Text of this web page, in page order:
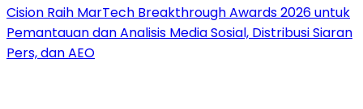
Cision Raih MarTech Breakthrough Awards 2026 untuk
Pemantauan dan Analisis Media Sosial, Distribusi Siaran
Pers, dan AEO